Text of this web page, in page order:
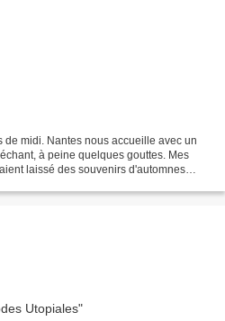
midi. Nantes nous accueille avec un
à peine quelques gouttes. Mes
laissé des souvenirs d'automnes